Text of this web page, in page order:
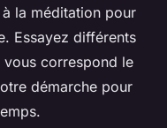
la méditation pour
Essayez différents
correspond le
démarche pour